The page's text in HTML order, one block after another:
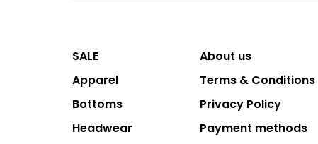
SALE
Apparel
Bottoms
Headwear
About us
Terms & Conditions
Privacy Policy
Payment methods